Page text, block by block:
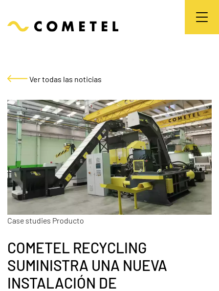
Ver todas las noticias
Case studies Producto
COMETEL RECYCLING
SUMINISTRA UNA NUEVA
INSTALACIÓN DE